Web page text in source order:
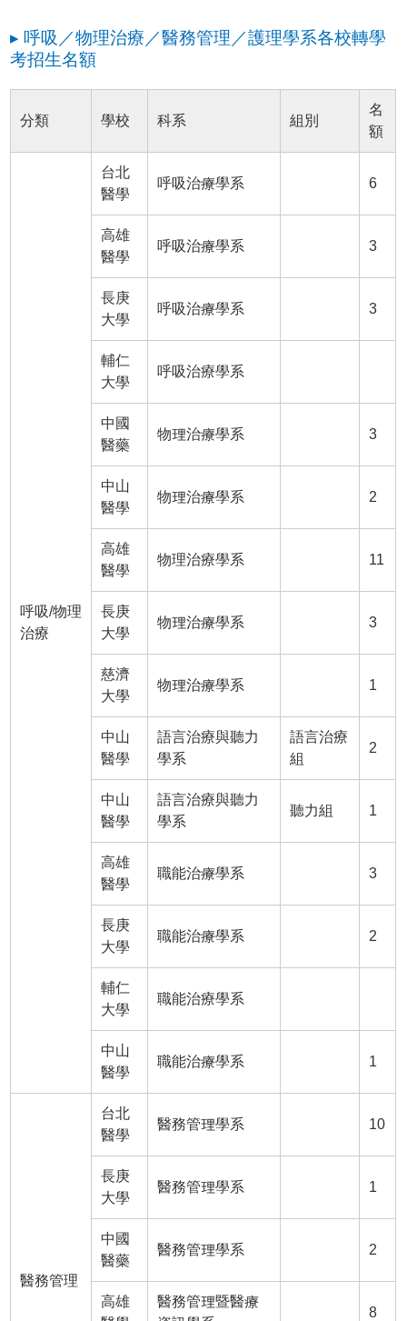
▸ 呼吸／物理治療／醫務管理／護理學系各校轉學
考招生名額
分類 學校 科系 組別
名
額
呼吸/物理
治療
台北
醫學
呼吸治療學系 6
高雄
醫學
呼吸治療學系 3
長庚
大學
呼吸治療學系 3
輔仁
大學
呼吸治療學系
中國
醫藥
物理治療學系 3
中山
醫學
物理治療學系 2
高雄
醫學
物理治療學系 11
長庚
大學
物理治療學系 3
慈濟
大學
物理治療學系 1
中山
醫學
語言治療與聽力
學系
語言治療
組
2
中山
醫學
語言治療與聽力
學系
聽力組 1
高雄
醫學
職能治療學系 3
長庚
大學
職能治療學系 2
輔仁
大學
職能治療學系
中山
醫學
職能治療學系 1
醫務管理
台北
醫學
醫務管理學系 10
長庚
大學
醫務管理學系 1
中國
醫藥
醫務管理學系 2
高雄
醫務管理暨醫療
8